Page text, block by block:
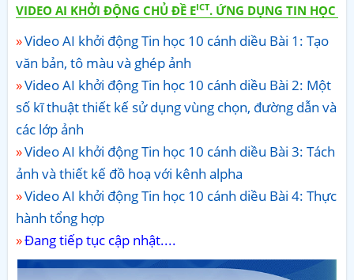
VIDEO AI KHỞI ĐỘNG CHỦ ĐỀ EICT. ỨNG DỤNG TIN HỌC
Video AI khởi động Tin học 10 cánh diều Bài 1: Tạo
văn bản, tô màu và ghép ảnh
Video AI khởi động Tin học 10 cánh diều Bài 2: Một
số kĩ thuật thiết kế sử dụng vùng chọn, đường dẫn và
các lớp ảnh
Video AI khởi động Tin học 10 cánh diều Bài 3: Tách
ảnh và thiết kế đồ hoạ với kênh alpha
Video AI khởi động Tin học 10 cánh diều Bài 4: Thực
hành tổng hợp
Đang tiếp tục cập nhật....